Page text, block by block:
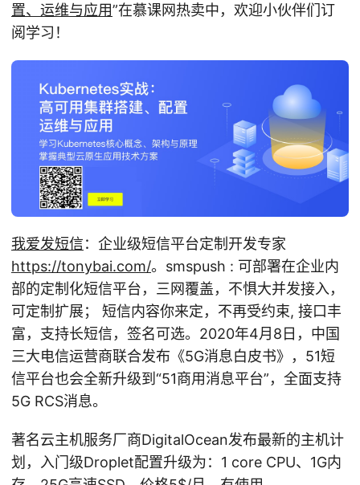
置、运维与应用”在慕课网热卖中，欢迎小伙伴们订
阅学习！
我爱发短信：企业级短信平台定制开发专家
https://tonybai.com/。smspush : 可部署在企业内
部的定制化短信平台，三网覆盖，不惧大并发接入，
可定制扩展； 短信内容你来定，不再受约束, 接口丰
富，支持长短信，签名可选。2020年4月8日，中国
三大电信运营商联合发布《5G消息白皮书》，51短
信平台也会全新升级到“51商用消息平台”，全面支持
5G RCS消息。
著名云主机服务厂商DigitalOcean发布最新的主机计
划，入门级Droplet配置升级为：1 core CPU、1G内